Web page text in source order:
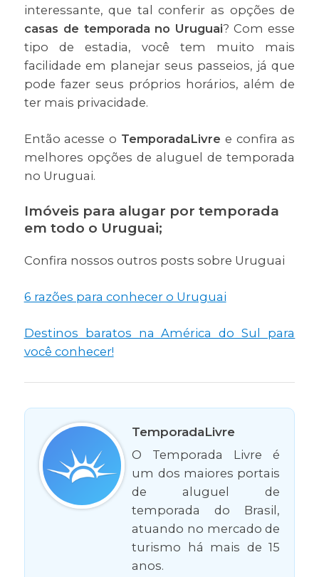
interessante, que tal conferir as opções de
casas de temporada no Uruguai? Com esse
tipo de estadia, você tem muito mais
facilidade em planejar seus passeios, já que
pode fazer seus próprios horários, além de
ter mais privacidade.
Então acesse o TemporadaLivree confira as
melhores opções de aluguel de temporada
no Uruguai.
Imóveis para alugar por temporada
em todo o Uruguai;
Confira nossos outros posts sobre Uruguai
6 razões para conhecer o Uruguai
Destinos baratos na América do Sul para
você conhecer!
TemporadaLivre
O Temporada Livre é
um dos maiores portais
de aluguel de
temporada do Brasil,
atuando no mercado de
turismo há mais de 15
anos.